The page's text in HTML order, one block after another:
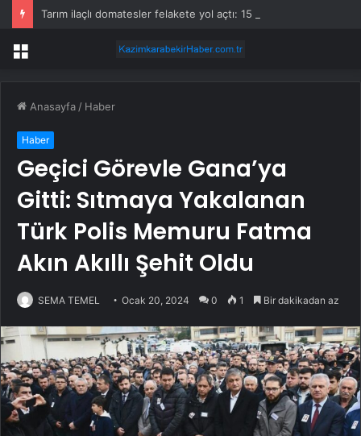
Menü
Anasayfa / Haber
Haber
Geçici Görevle Gana’ya
Gitti: Sıtmaya Yakalanan
Türk Polis Memuru Fatma
Akın Akıllı Şehit Oldu
SEMA TEMEL Ocak 20, 2024 0 1 Bir dakikadan az